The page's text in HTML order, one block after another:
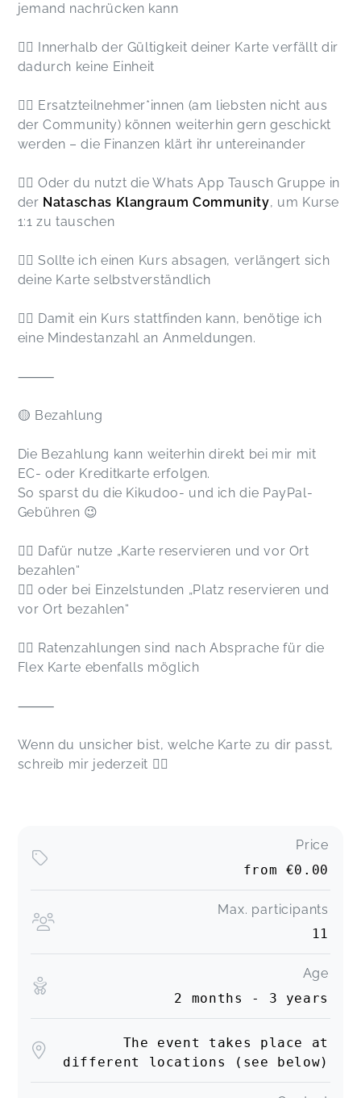
jemand nachrücken kann
👉🏻 Innerhalb der Gültigkeit deiner Karte verfällt dir
dadurch keine Einheit
👉🏻 Ersatzteilnehmer*innen (am liebsten nicht aus
der Community) können weiterhin gern geschickt
werden – die Finanzen klärt ihr untereinander
👉🏻 Oder du nutzt die Whats App Tausch Gruppe in
der Nataschas Klangraum Community, um Kurse
1:1 zu tauschen
👉🏻 Sollte ich einen Kurs absagen, verlängert sich
deine Karte selbstverständlich
👉🏻 Damit ein Kurs stattfinden kann, benötige ich
eine Mindestanzahl an Anmeldungen.
⸻
🟡 Bezahlung
Die Bezahlung kann weiterhin direkt bei mir mit
EC- oder Kreditkarte erfolgen.
So sparst du die Kikudoo- und ich die PayPal-
Gebühren 😉
👉🏻 Dafür nutze „Karte reservieren und vor Ort
bezahlen“
👉🏻 oder bei Einzelstunden „Platz reservieren und
vor Ort bezahlen“
👉🏻 Ratenzahlungen sind nach Absprache für die
Flex Karte ebenfalls möglich
⸻
Wenn du unsicher bist, welche Karte zu dir passt,
schreib mir jederzeit ✌🏻
Price
from €0.00
Max. participants
11
Age
2 months - 3 years
The event takes place at
different locations (see below)